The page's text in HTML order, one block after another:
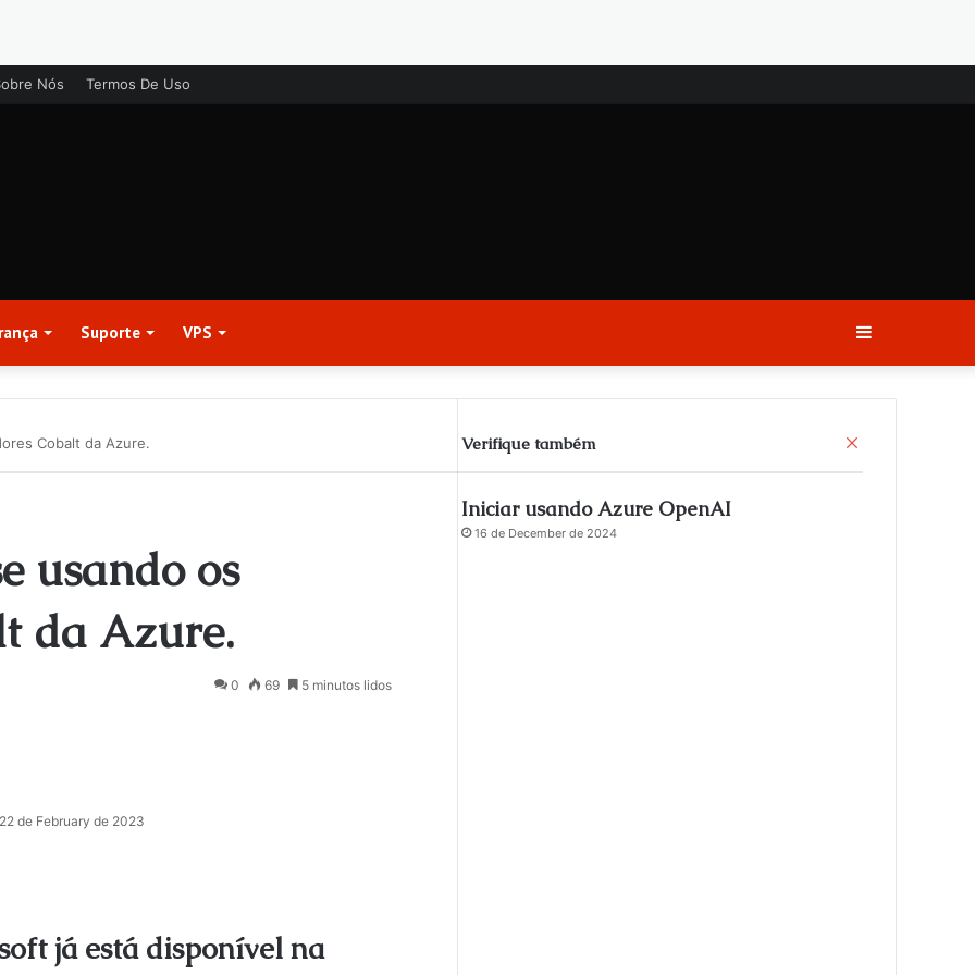
Nós Termos De Uso
Suporte VPS
Cobalt da Azure.
usando os
da Azure.
22 de February de 2023
0 69 5 minutos lidos
já está disponível na
Verifique também
Iniciar usando Azure OpenAI
16 de December de 2024